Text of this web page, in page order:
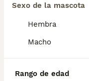
Sexo de la mascota
Hembra
Macho
Rango de edad
Preguntas
de Bulldog